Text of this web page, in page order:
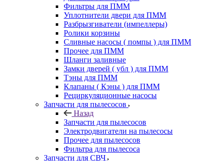
Фильтры для ПММ
Уплотнители двери для ПММ
Разбрызгиватели (импеллеры)
Ролики корзины
Сливные насосы ( помпы ) для ПММ
Прочее для ПММ
Шланги заливные
Замки дверей ( убл ) для ПММ
Тэны для ПММ
Клапаны ( Кэны ) для ПММ
Рециркуляционные насосы
Запчасти для пылесосов
Назад
Запчасти для пылесосов
Электродвигатели на пылесосы
Прочее для пылесосов
Фильтра для пылесоса
Запчасти для СВЧ